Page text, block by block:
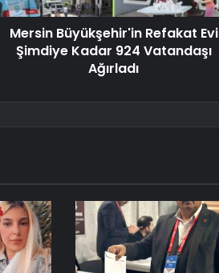
Mersin Büyükşehir'in Refakat Evi
Şimdiye Kadar 924 Vatandaşı
Ağırladı